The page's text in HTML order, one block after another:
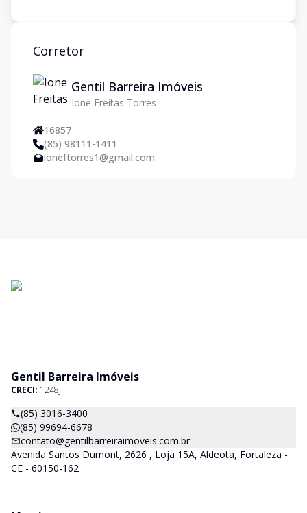
Corretor
Gentil Barreira Imóveis
Ione Freitas Torres
16857
(85) 98111-1411
ioneftorres1@gmail.com
Gentil Barreira Imóveis
CRECI: 1248J
(85) 3016-3400
(85) 99694-6678
contato@gentilbarreiraimoveis.com.br
Avenida Santos Dumont, 2626 , Loja 15A, Aldeota, Fortaleza -
CE - 60150-162